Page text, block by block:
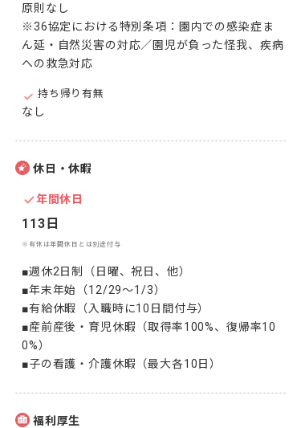
原則なし
※36協定における特別条項：園内での感染症ま
ん延・自然災害の対応／園児が負った怪我、疾病
への救急対応
持ち帰り有無
なし
休日・休暇
年間休日
113日
※有休は年間休日とは別途付与
■週休2日制（日曜、祝日、他）
■年末年始（12/29～1/3）
■有給休暇（入職時に10日間付与）
■産前産後・育児休暇（取得率100%、復帰率10
0%）
■子の看護・介護休暇（最大各10日）
福利厚生